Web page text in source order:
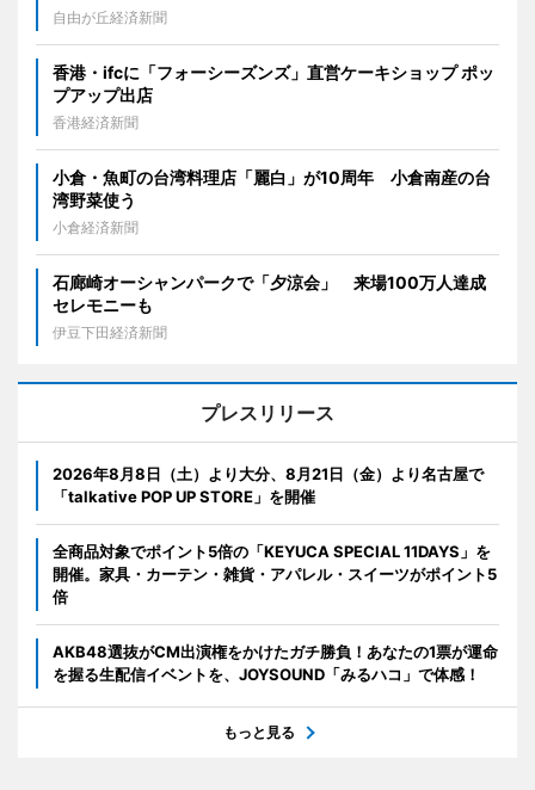
自由が丘経済新聞
香港・ifcに「フォーシーズンズ」直営ケーキショップ ポッ
プアップ出店
香港経済新聞
小倉・魚町の台湾料理店「麗白」が10周年 小倉南産の台
湾野菜使う
小倉経済新聞
石廊崎オーシャンパークで「夕涼会」 来場100万人達成
セレモニーも
伊豆下田経済新聞
プレスリリース
2026年8月8日（土）より大分、8月21日（金）より名古屋で
「talkative POP UP STORE」を開催
全商品対象でポイント5倍の「KEYUCA SPECIAL 11DAYS」を
開催。家具・カーテン・雑貨・アパレル・スイーツがポイント5
倍
AKB48選抜がCM出演権をかけたガチ勝負！あなたの1票が運命
を握る生配信イベントを、JOYSOUND「みるハコ」で体感！
もっと見る